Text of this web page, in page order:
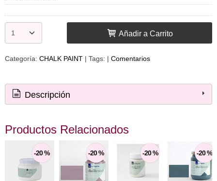
Añadir a Carrito
Categoría: CHALK PAINT | Tags: | Comentarios
Descripción
Productos Relacionados
-20 % -20 % -20 % -20 %